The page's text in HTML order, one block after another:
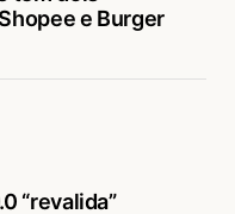
e Burger
“revalida”